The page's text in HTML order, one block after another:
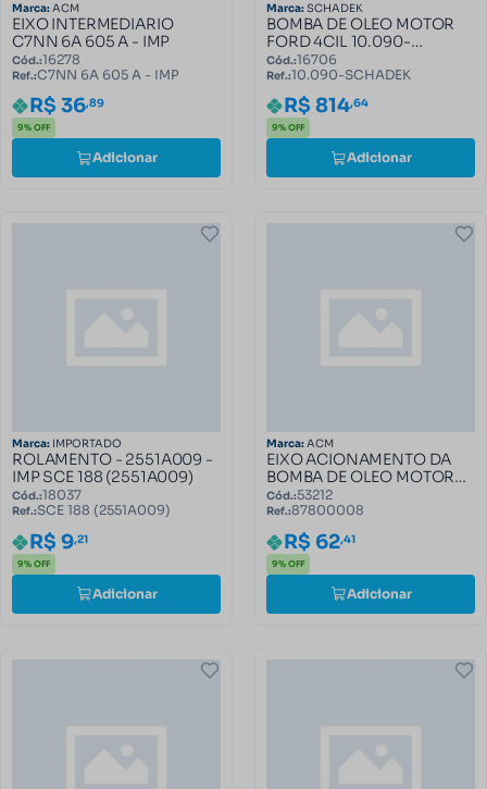
Marca:ACM
EIXO INTERMEDIARIO
C7NN 6A 605 A - IMP
Cód.:16278
Ref.:C7NN 6A 605 A - IMP
R$ 36,89
9% OFF
Adicionar
Marca:SCHADEK
BOMBA DE OLEO MOTOR
FORD 4CIL 10.090-
SCHADEK
Cód.:16706
Ref.:10.090-SCHADEK
R$ 814,64
9% OFF
Adicionar
Marca: IMPORTADO
ROLAMENTO - 2551A009 -
IMP SCE 188 (2551A009)
Cód.:18037
Ref.:SCE 188 (2551A009)
R$ 9,21
9% OFF
Adicionar
Marca:ACM
EIXO ACIONAMENTO DA
BOMBA DE OLEO MOTOR
FORD 87800008
Cód.:53212
Ref.:87800008
R$ 62,41
9% OFF
Adicionar